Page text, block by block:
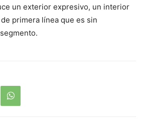
un exterior expresivo, un interior
primera línea que es sin